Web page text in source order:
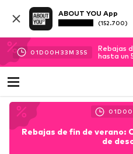
ABOUT YOU App
(152.700)
01D 00H 33M 34S
Rebajas
hasta un
01D 00
Rebajas de fin de
de